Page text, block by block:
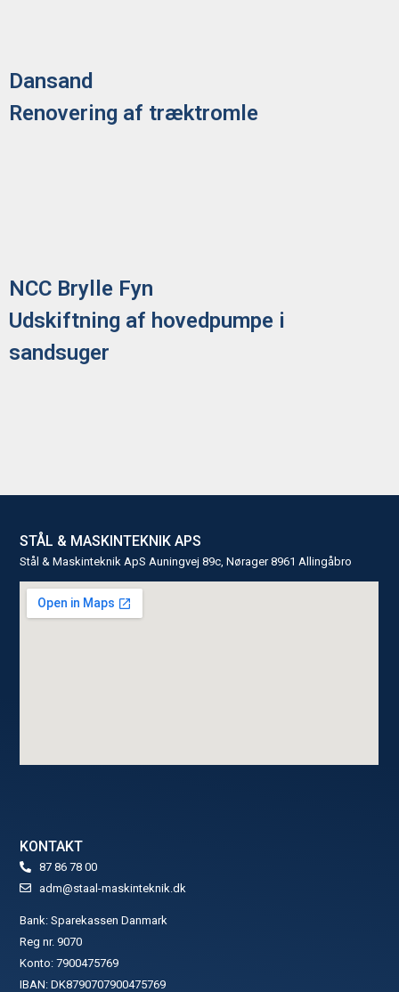
Dansand
Renovering af træktromle
NCC Brylle Fyn
Udskiftning af hovedpumpe i
sandsuger
STÅL & MASKINTEKNIK APS
Stål & Maskinteknik ApS Auningvej 89c, Nørager 8961 Allingåbro
KONTAKT
87 86 78 00
adm@staal-maskinteknik.dk
Bank: Sparekassen Danmark
Reg nr. 9070
Konto: 7900475769
IBAN: DK8790707900475769